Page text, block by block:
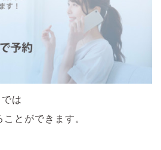
は
とができます。